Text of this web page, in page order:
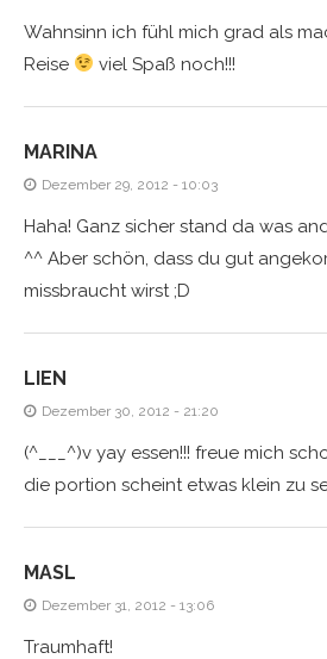
Wahnsinn ich fühl mich grad als
Reise
viel Spaß noch!!!
MARINA
Dezember 29, 2012 - 10:03
Haha! Ganz sicher stand da was
^^ Aber schön, dass du gut
missbraucht wirst ;D
LIEN
Dezember 30, 2012 - 21:20
(^___^)v yay essen!!! freue mich
die portion scheint etwas klein zu
MASL
Dezember 31, 2012 - 13:06
Traumhaft!